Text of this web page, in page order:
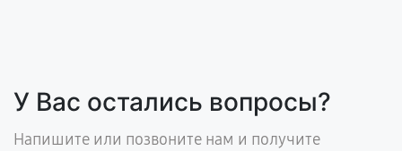
У Вас остались вопросы?
Напишите или позвоните нам и получите